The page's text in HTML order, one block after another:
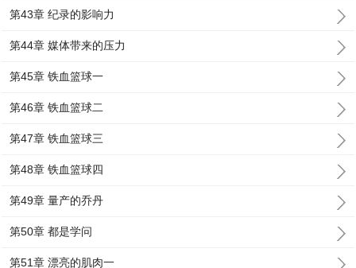
第43章 纪录的影响力
第44章 媒体带来的压力
第45章 铁血篮球一
第46章 铁血篮球二
第47章 铁血篮球三
第48章 铁血篮球四
第49章 量产的乔丹
第50章 都是学问
第51章 漂亮的肌肉一